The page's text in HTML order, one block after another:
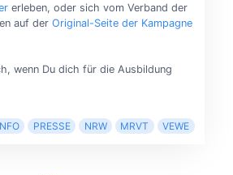
erleben, oder sich vom Verband der
auf der Original-Seite der Kampagne
wenn Du dich für die Ausbildung
PRESSE NRW MRVT VEWE